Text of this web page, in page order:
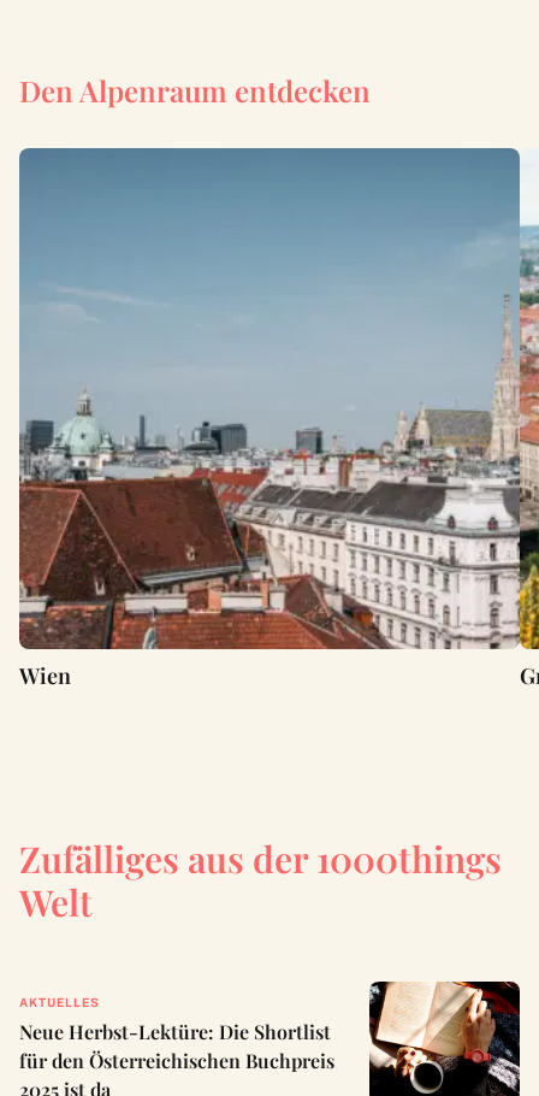
Den Alpenraum entdecken
Wien
Zufälliges aus der 1000things
Welt
AKTUELLES
Neue Herbst-Lektüre: Die Shortlist
für den Österreichischen Buchpreis
2025 ist da